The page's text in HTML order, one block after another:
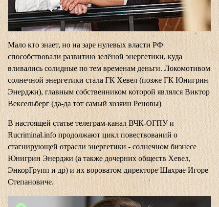
Мало кто знает, но на заре нулевых власти РФ
способствовали развитию зелёной энергетики, куда
вливались солидные по тем временам деньги. Локомотивом
солнечной энергетики стала ГК Хевел (позже ГК Юнигрин
Энерджи), главным собственником которой являлся Виктор
Вексельберг (да-да тот самый хозяин Реновы)
В настоящей статьетелеграм-канал ВЧК-ОГПУи
Rucriminal.infoпродолжаютцикл повествований о
стагнирующей отрасли энергетики - солнечном бизнесе
Юнигрин Энерджи (а также дочерних обществ Хевел,
ЭнкорГрупп и др) и их вороватом директоре Шахрае Игоре
Степановиче.